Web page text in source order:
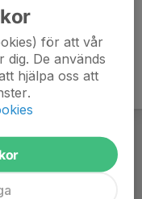
för att vår
De används
hjälpa oss att